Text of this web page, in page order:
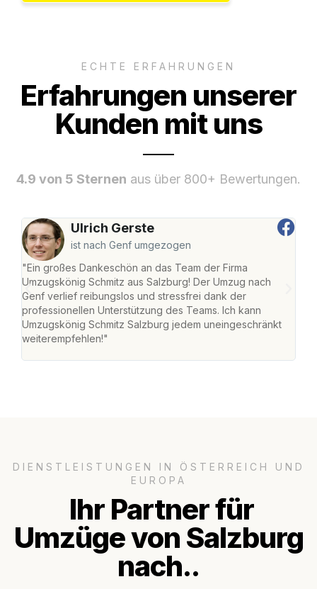
ECHTE ERFAHRUNGEN
Erfahrungen unserer
Kunden mit uns
4.9 von 5 Sternen aus über 800+ Bewertungen.
Ulrich Gerste
ist nach Genf umgezogen
"Ein großes Dankeschön an das Team der Firma
Umzugskönig Schmitz aus Salzburg! Der Umzug nach
Genf verlief reibungslos und stressfrei dank der
professionellen Unterstützung des Teams. Ich kann
Umzugskönig Schmitz Salzburg jedem uneingeschränkt
weiterempfehlen!"
DIENSTLEISTUNGEN IN ÖSTERREICH UND
EUROPA
Ihr Partner für
Umzüge von Salzburg
nach..